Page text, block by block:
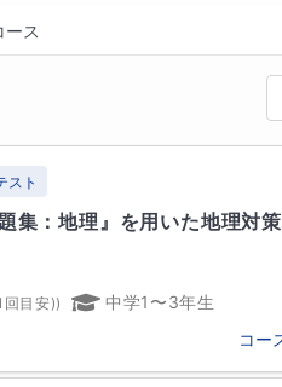
を根底から伸ばしたいご家
一人一人に合わせてその歯
た新しい未来への道を切り
こと
ちょっとした小手先のテクニ
を通した「しっかりとした
）
）　ほか
2015年）
徒ごとに複数科目指導）。
大妻中学校／共立女子中学校
中学校／豊島岡女子学園中
ース
スト
集：地理』を用いた地理対策
回目安))
中学1〜3年生
コー